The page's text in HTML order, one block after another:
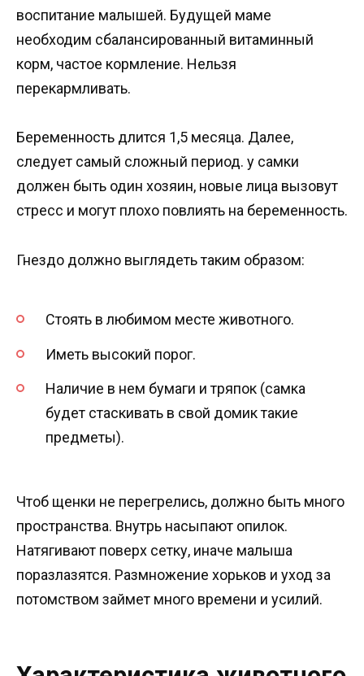
воспитание малышей. Будущей маме
необходим сбалансированный витаминный
корм, частое кормление. Нельзя
перекармливать.
Беременность длится 1,5 месяца. Далее,
следует самый сложный период. у самки
должен быть один хозяин, новые лица вызовут
стресс и могут плохо повлиять на беременность.
Гнездо должно выглядеть таким образом:
Стоять в любимом месте животного.
Иметь высокий порог.
Наличие в нем бумаги и тряпок (самка
будет стаскивать в свой домик такие
предметы).
Чтоб щенки не перегрелись, должно быть много
пространства. Внутрь насыпают опилок.
Натягивают поверх сетку, иначе малыша
поразлазятся. Размножение хорьков и уход за
потомством займет много времени и усилий.